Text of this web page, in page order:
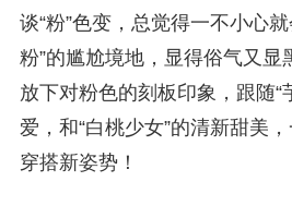
谈“粉”色变，总觉得一不小心
粉”的尴尬境地，显得俗气又显
放下对粉色的刻板印象，跟随“
爱，和“白桃少女”的清新甜美
穿搭新姿势！